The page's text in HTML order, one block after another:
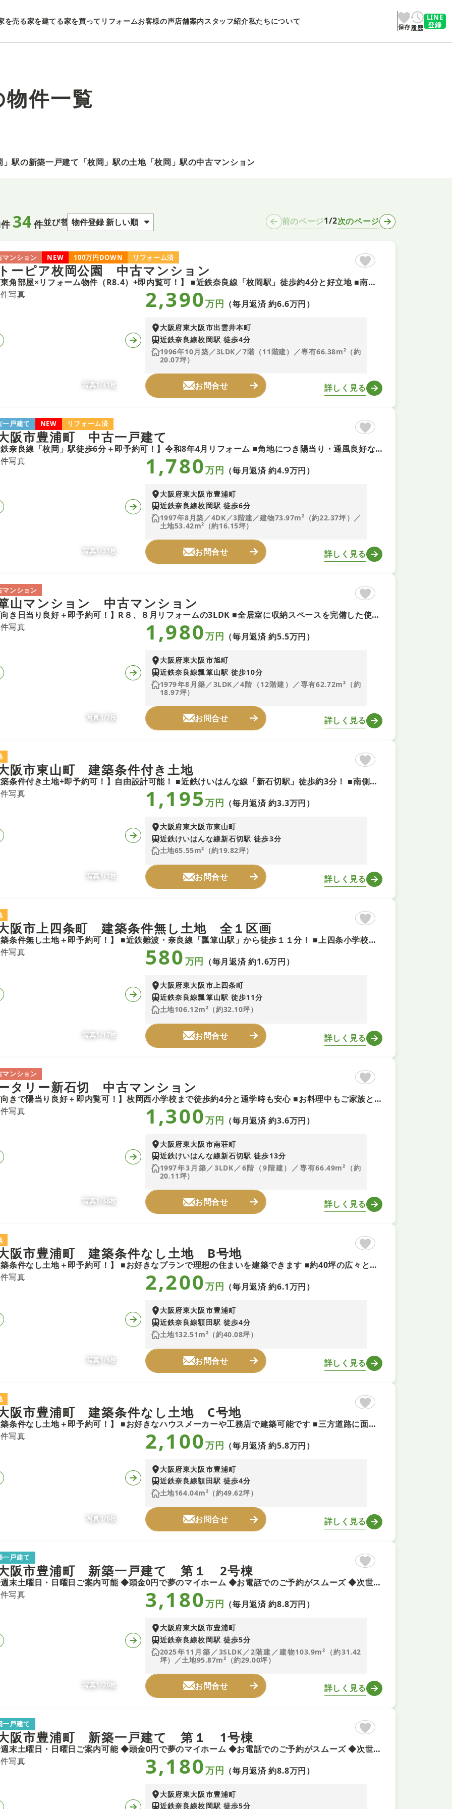
を売る家を建てる家を買ってリフォームお客様の声店舗案内スタッフ紹介私たちについて
保存履歴
LINE
登録
件一覧
」駅の新築一戸建て 「枚岡」駅の土地「枚岡」駅の中古マンション
34 件並び替え 前のページ1/2次のページ
マンション NEW 100万円DOWN リフォーム済
ーピア枚岡公園 中古マンション
【南東角部屋×リフォーム物件（R8.4）+即内覧可！】 ■近鉄奈良線「枚岡駅」徒歩約4分と好立地 ■南向きのLDKは陽当り良好 ■3面バルコニーで開放感ある住空間
写真1/31枚
2,390万円 （毎月返済 約6.6万円）
大阪府東大阪市出雲井本町
近鉄奈良線枚岡駅 徒歩4分
1996年10月築／3LDK／7階（11階建）／専有66.38m²（約
20.07坪）
お問合せ 詳しく見る
一戸建て NEW リフォーム済
阪市豊浦町 中古一戸建て
【近鉄奈良線「枚岡」駅徒歩6分＋即予約可！】令和8年4月リフォーム ■角地につき陽当り・通風良好な鉄骨造3階建 ■小学校徒歩5分で子育て環境良好 ■全居室収納あり
写真1/31枚
1,780万円 （毎月返済 約4.9万円）
大阪府東大阪市豊浦町
近鉄奈良線枚岡駅 徒歩6分
1997年8月築／4DK／3階建／建物73.97m²（約22.37坪）／
土地53.42m²（約16.15坪）
お問合せ 詳しく見る
マンション
山マンション 中古マンション
【西向き日当り良好＋即予約可！】R８、８月リフォームの3LDK ■全居室に収納スペースを完備した使いやすい間取り ■近鉄奈良線「瓢箪山」駅まで徒歩約10分 ■マックスバリュ瓢箪山店徒歩４分の便利な立地です
写真1/7枚
1,980万円 （毎月返済 約5.5万円）
大阪府東大阪市旭町
近鉄奈良線瓢箪山駅 徒歩10分
1979年8月築／3LDK／4階（12階建）／専有62.72m²（約
18.97坪）
お問合せ 詳しく見る
阪市東山町 建築条件付き土地
【建築条件付き土地+即予約可！】自由設計可能！ ■近鉄けいはんな線「新石切駅」徒歩約3分！ ■南側道路につき採光良好！自然と明るい空間になります ■東大阪市立枚岡西小学校徒歩約7分！
写真1/1枚
1,195 万円 （毎月返済 約3.3万円）
大阪府東大阪市東山町
近鉄けいはんな線新石切駅 徒歩3分
土地65.55m²（約19.82坪）
お問合せ 詳しく見る
阪市上四条町 建築条件無し土地 全１区画
【建築条件無し土地＋即予約可！】 ■近鉄難波・奈良線「瓢箪山駅」から徒歩１１分！ ■上四条小学校まで徒歩約3分でお子様の通学も安心の距離です ■イオンフードスタイル徒歩９分で買物至便！
写真1/17枚
580 万円 （毎月返済 約1.6万円）
大阪府東大阪市上四条町
近鉄奈良線瓢箪山駅 徒歩11分
土地106.12m²（約32.10坪）
お問合せ 詳しく見る
マンション
タリー新石切 中古マンション
【南向きで陽当り良好＋即内覧可！】枚岡西小学校まで徒歩約4分と通学時も安心 ■お料理中もご家族との会話も楽しめるカウンターキッチン ■不在時の荷物受け取りに便利な宅配ボックスを完備 ■クローゼットや押入、シューズボックスなど充実の収納スペース
写真1/38枚
1,300万円 （毎月返済 約3.6万円）
大阪府東大阪市南荘町
近鉄けいはんな線新石切駅 徒歩13分
1997年3月築／3LDK／6階（9階建）／専有66.49m²（約
20.11坪）
お問合せ 詳しく見る
阪市豊浦町 建築条件なし土地 B号地
【建築条件なし土地＋即予約可！】 ■お好きなプランで理想の住まいを建築できます ■約40坪の広々としたフラットな敷地 ■近鉄奈良線「額田」駅まで徒歩４分の駅チカ物件
写真1/6枚
2,200万円 （毎月返済 約6.1万円）
大阪府東大阪市豊浦町
近鉄奈良線額田駅 徒歩4分
土地132.51m²（約40.08坪）
お問合せ 詳しく見る
阪市豊浦町 建築条件なし土地 C号地
【建築条件なし土地＋即予約可！】 ■お好きなハウスメーカーや工務店で建築可能です ■三方道路に面する開放的な敷地 ■近鉄奈良線「額田」駅まで徒歩４分の駅チカ物件
写真1/6枚
2,100万円 （毎月返済 約5.8万円）
大阪府東大阪市豊浦町
近鉄奈良線額田駅 徒歩4分
土地164.04m²（約49.62坪）
お問合せ 詳しく見る
一戸建て
阪市豊浦町 新築一戸建て 第１ 2号棟
◆今週末土曜日・日曜日ご案内可能 ◆頭金0円で夢のマイホーム ◆お電話でのご予約がスムーズ ◆次世代省エネルギー住宅！快適さと光熱費削減を保証
写真1/20枚
3,180万円 （毎月返済 約8.8万円）
大阪府東大阪市豊浦町
近鉄奈良線枚岡駅 徒歩5分
2025年11月築／3SLDK／2階建／建物103.9m²（約31.42
坪）／土地95.87m²（約29.00坪）
お問合せ 詳しく見る
一戸建て
阪市豊浦町 新築一戸建て 第１ 1号棟
◆今週末土曜日・日曜日ご案内可能 ◆頭金0円で夢のマイホーム ◆お電話でのご予約がスムーズ ◆次世代省エネルギー住宅！快適さと光熱費削減を保証
3,180万円 （毎月返済 約8.8万円）
大阪府東大阪市豊浦町
近鉄奈良線枚岡駅 徒歩5分